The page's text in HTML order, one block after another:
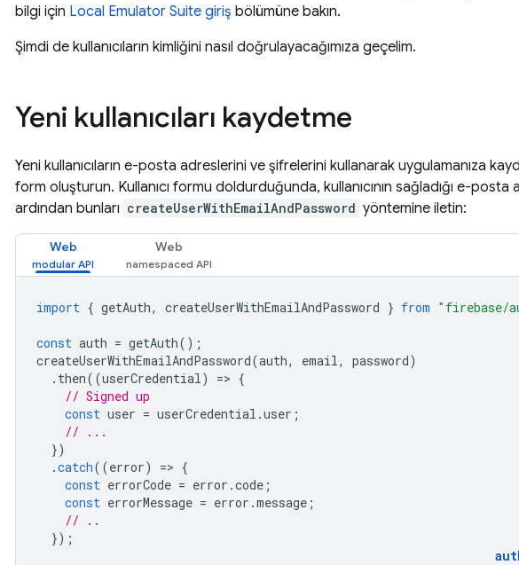
bilgi için Local Emulator Suite giriş bölümüne bakın.
Şimdi de kullanıcıların kimliğini nasıl doğrulayacağımıza geçelim.
Yeni kullanıcıları kaydetme
Yeni kullanıcıların e-posta adreslerini ve şifrelerini kullanarak uygulamanıza
form oluşturun. Kullanıcı formu doldurduğunda, kullanıcının sağladığı e-
ardından bunları createUserWithEmailAndPassword yöntemine iletin:
Web Web
import { getAuth, createUserWithEmailAndPassword } from "firebase/
const auth = getAuth();
createUserWithEmailAndPassword(auth, email, password)
. then((userCredential) => {
// Signed up
const user = userCredential .user ;
// ...
})
.catch((error) => {
const errorCode = error .code ;
const errorMessage = error .message ;
// ..
});